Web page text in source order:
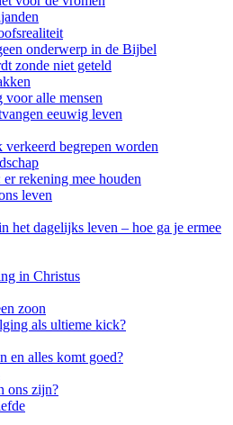
onderwerp in de Bijbel
zonde niet geteld
voor alle mensen
eeuwig leven
verkeerd begrepen worden
rekening mee houden
leven
het dagelijks leven – hoe ga je ermee
in Christus
zoon
als ultieme kick?
en alles komt goed?
ons zijn?